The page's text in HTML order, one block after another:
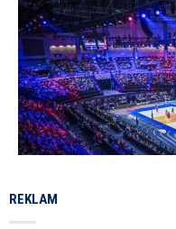
REKLAM